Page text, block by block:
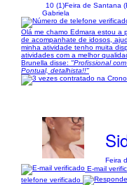
10 (1)Feira de Santana
Gabriela
Olá me chamo Edmara estou a
de acompanhate de idosos,
minha atividade tenho muita
atividades com a melhor
Brunella disse: "Profissional
Pontual, detalhista!!"
Feira
E-mail
telefone verificado